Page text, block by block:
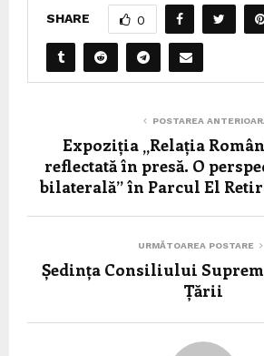
SHARE 0
POSTAREA
Expoziția „Relația
reflectată în presă. O
bilaterală” în Parcul El
URMĂTOAREA POSTARE
Ședința Consiliului Suprem
Țării